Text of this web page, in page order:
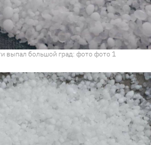
выпал большой град: фото фото 1